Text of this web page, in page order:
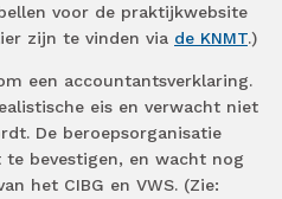
voor de praktijkwebsite
zijn te vinden via de KNMT.)
een accountantsverklaring.
eis en verwacht niet
De beroepsorganisatie
te bevestigen, en wacht nog
het CIBG en VWS. (Zie: